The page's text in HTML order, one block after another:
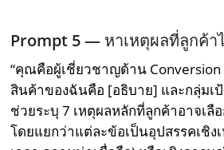
Prompt 5 — หาเหตุผลที่ลูกค้า
“คุณคือผู้เชี่ยวชาญด้าน Conversion
สินค้าของฉันคือ [อธิบาย] และกลุ่มเ
ช่วยระบุ 7 เหตุผลหลักที่ลูกค้าอาจเลือ
โดยแยกว่าแต่ละข้อเป็นอุปสรรคเชิง